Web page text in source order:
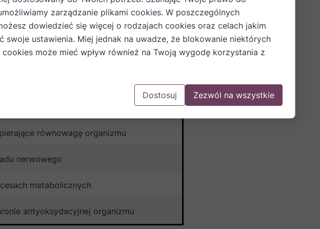
przypisuje mu konkurencja
i tradycyjnie „żołądkowe”
i wydzielania soków trawiennych
komórek przed stresem oksydacyjnym
równowagę organizmu
nerwowego
metabolicznych
antyoksydacyjnej organizmu
zarządzanie plikami cookies. W poszczególnych
dowiedzieć się więcej o rodzajach cookies oraz celach jakim
swoje ustawienia. Miej jednak na uwadze, że blokowanie niektórych
może mieć wpływ również na Twoją wygodę korzystania z
Dostosuj Zezwól na wszystkie